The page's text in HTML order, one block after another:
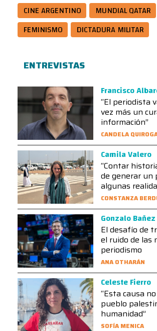
CINE ARGENTINO
MUNDIAL QATAR
FEMINISMO
DICTADURA MILITAR
ENTREVISTAS
Francisco
“El periodista
vez más un
información”
CANDELA
Camila Valero
“Contar
de generar un
algunas
CONSTANZA
Gonzalo Bañez
El desafío de
el ruido de las
periodismo
ANA OTHARÁN
Celeste Fierro
“Esta causa
pueblo
humanidad”
SOFÍA MENICA